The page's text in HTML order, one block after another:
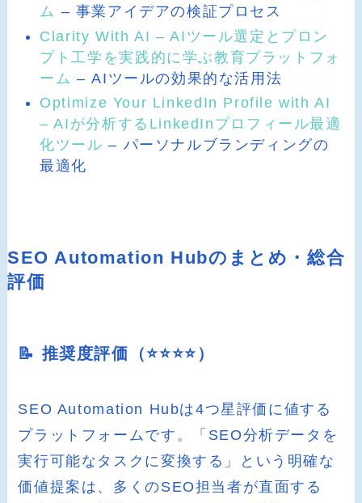
ム – 事業アイデアの検証プロセス
Clarity With AI – AIツール選定とプロン
プト工学を実践的に学ぶ教育プラットフォ
ーム – AIツールの効果的な活用法
Optimize Your LinkedIn Profile with AI
– AIが分析するLinkedInプロフィール最適
化ツール – パーソナルブランディングの
最適化
SEO Automation Hubのまとめ・総合
評価
📝 推奨度評価（⭐️⭐️⭐️⭐️）
SEO Automation Hubは4つ星評価に値する
プラットフォームです。「SEO分析データを
実行可能なタスクに変換する」という明確な
価値提案は、多くのSEO担当者が直面する